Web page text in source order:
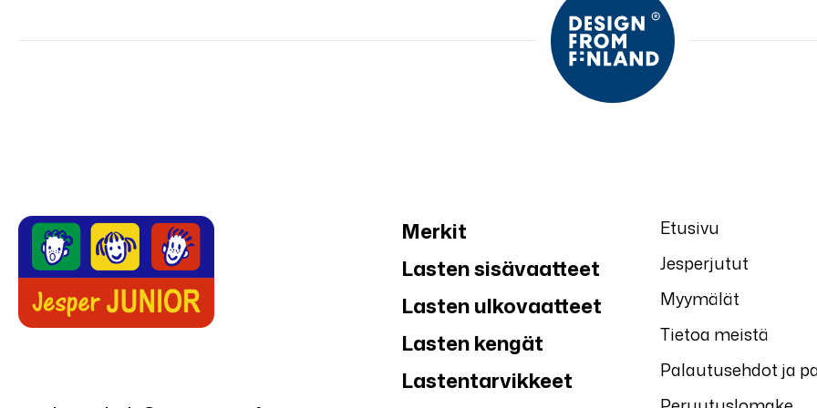
Merkit
Lasten sisävaatteet
Lasten ulkovaatteet
Lasten kengät
Lastentarvikkeet
Etusivu
Jesperjutut
Myymälät
Tietoa meistä
Palautusehdot ja